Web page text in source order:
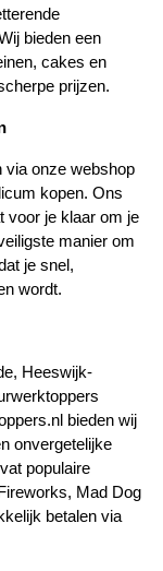
bieden een
cakes en
prijzen.
via onze webshop
kopen. Ons
voor je klaar om je
manier om
je snel,
wordt.
Heeswijk-
bieden wij
onvergetelijke
populaire
Mad Dog
betalen via